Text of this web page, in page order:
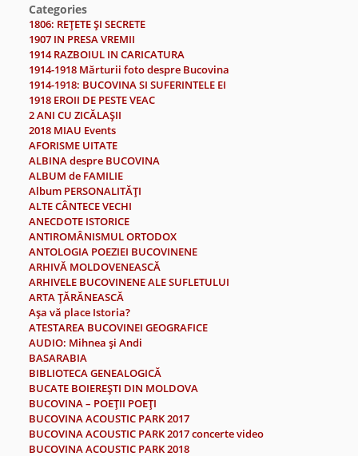
Categories
1806: REŢETE ŞI SECRETE
1907 IN PRESA VREMII
1914 RAZBOIUL IN CARICATURA
1914-1918 Mărturii foto despre Bucovina
1914-1918: BUCOVINA SI SUFERINTELE EI
1918 EROII DE PESTE VEAC
2 ANI CU ZICĂLAŞII
2018 MIAU Events
AFORISME UITATE
ALBINA despre BUCOVINA
ALBUM de FAMILIE
Album PERSONALITĂŢI
ALTE CÂNTECE VECHI
ANECDOTE ISTORICE
ANTIROMÂNISMUL ORTODOX
ANTOLOGIA POEZIEI BUCOVINENE
ARHIVĂ MOLDOVENEASCĂ
ARHIVELE BUCOVINENE ALE SUFLETULUI
ARTA ŢĂRĂNEASCĂ
Aşa vă place Istoria?
ATESTAREA BUCOVINEI GEOGRAFICE
AUDIO: Mihnea şi Andi
BASARABIA
BIBLIOTECA GENEALOGICĂ
BUCATE BOIEREŞTI DIN MOLDOVA
BUCOVINA – POEŢII POEŢI
BUCOVINA ACOUSTIC PARK 2017
BUCOVINA ACOUSTIC PARK 2017 concerte video
BUCOVINA ACOUSTIC PARK 2018